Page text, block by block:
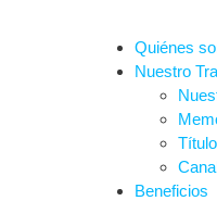
Quiénes
Nuestro
Beneficios